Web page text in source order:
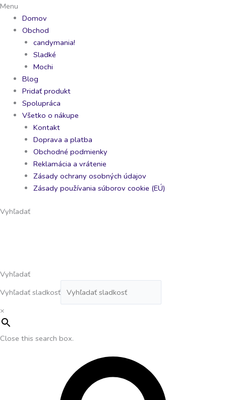
Preskočiť
obsah
Menu
Domov
Obchod
candymania!
Sladké
Mochi
Blog
Pridať produkt
Spolupráca
Všetko o nákupe
Kontakt
Doprava a platba
Obchodné podmienky
Reklamácia a vrátenie
Zásady ochrany osobných údajov
Zásady používania súborov cookie (EÚ)
Vyhľadať
Vyhľadať
Vyhľadať sladkosť
×
Close this search box.
Pocky
Cookie
quantity
Toxic
Waste
Atomic
quantity
Sour
Patch
Extreme
quantity
Sour
Patch
quantity